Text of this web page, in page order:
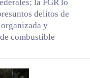
la FGR lo
delitos de
y
combustible